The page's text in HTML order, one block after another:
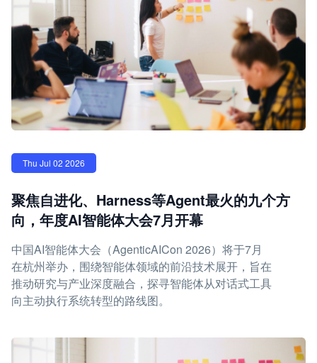
Thu Jul 02 2026
聚焦自进化、Harness等Agent最火的九个方
向，年度AI智能体大会7月开幕
中国AI智能体大会（AgenticAICon 2026）将于7月
在杭州举办，围绕智能体领域的前沿技术展开，旨在
推动研究与产业深度融合，探寻智能体从对话式工具
向主动执行系统转型的路线图。